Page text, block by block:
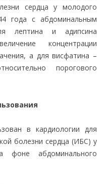
сердца у молодого
года с абдоминальным
лептина и адипсина
концентрации
а для висфатина –
порогового
в кардиологии для
болезни сердца (ИБС) у
фоне абдоминального